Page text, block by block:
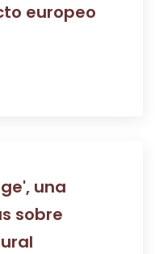
europeo
una
sobre